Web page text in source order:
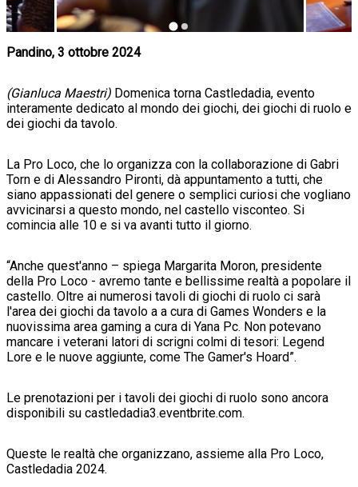
Pandino, 3 ottobre 2024
(Gianluca Maestri) Domenica torna Castledadia, evento
interamente dedicato al mondo dei giochi, dei giochi di ruolo e
dei giochi da tavolo.
La Pro Loco, che lo organizza con la collaborazione di Gabri
Torn e di Alessandro Pironti, dà appuntamento a tutti, che
siano appassionati del genere o semplici curiosi che vogliano
avvicinarsi a questo mondo, nel castello visconteo. Si
comincia alle 10 e si va avanti tutto il giorno.
“Anche quest'anno – spiega Margarita Moron, presidente
della Pro Loco - avremo tante e bellissime realtà a popolare il
castello. Oltre ai numerosi tavoli di giochi di ruolo ci sarà
l'area dei giochi da tavolo a a cura di Games Wonders e la
nuovissima area gaming a cura di Yana Pc. Non potevano
mancare i veterani latori di scrigni colmi di tesori: Legend
Lore e le nuove aggiunte, come The Gamer's Hoard”.
Le prenotazioni per i tavoli dei giochi di ruolo sono ancora
disponibili su castledadia3.eventbrite.com.
Queste le realtà che organizzano, assieme alla Pro Loco,
Castledadia 2024.